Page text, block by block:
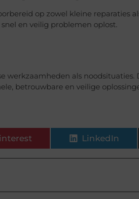
op zowel kleine reparaties
en veilig problemen oplost.
werkzaamheden als noodsituaties.
betrouwbare en veilige
LinkedIn